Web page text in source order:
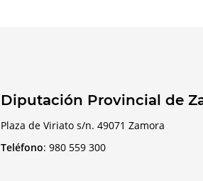
Diputación Provincial de
Plaza de Viriato s/n. 49071 Zamora
Teléfono: 980 559 300